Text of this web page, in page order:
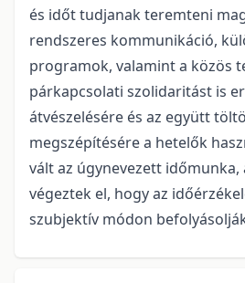
és időt tudjanak teremteni
rendszeres kommunikáció,
programok, valamint a közös
párkapcsolati szolidaritást is
átvészelésére és az együtt
megszépítésére a hetelők
vált az úgynevezett
végeztek el, hogy az
szubjektív módon